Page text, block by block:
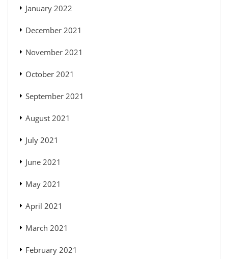
January 2022
December 2021
November 2021
October 2021
September 2021
August 2021
July 2021
June 2021
May 2021
April 2021
March 2021
February 2021